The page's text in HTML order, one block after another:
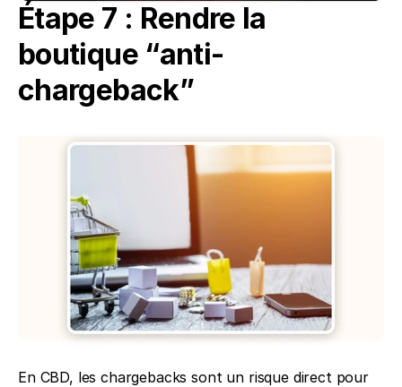
Étape 7 : Rendre la
boutique “anti-
chargeback”
En CBD, les chargebacks sont un risque direct pour